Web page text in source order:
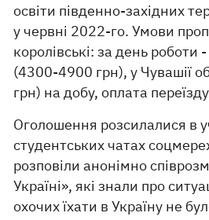
освіти південно-західних
у червні 2022-го. Умови
королівські: за день
(4300-4900 грн), у Чувашії
грн) на добу, оплата
Оголошення розсилалися в
студентських чатах
розповіли анонімно
Україні», які знали про
охочих їхати в Україну не